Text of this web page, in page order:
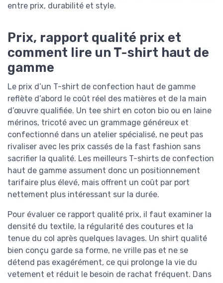
entre prix, durabilité et style.
Prix, rapport qualité prix et
comment lire un T-shirt haut de
gamme
Le prix d’un T-shirt de confection haut de gamme
reflète d’abord le coût réel des matières et de la main
d’œuvre qualifiée. Un tee shirt en coton bio ou en laine
mérinos, tricoté avec un grammage généreux et
confectionné dans un atelier spécialisé, ne peut pas
rivaliser avec les prix cassés de la fast fashion sans
sacrifier la qualité. Les meilleurs T-shirts de confection
haut de gamme assument donc un positionnement
tarifaire plus élevé, mais offrent un coût par port
nettement plus intéressant sur la durée.
Pour évaluer ce rapport qualité prix, il faut examiner la
densité du textile, la régularité des coutures et la
tenue du col après quelques lavages. Un shirt qualité
bien conçu garde sa forme, ne vrille pas et ne se
détend pas exagérément, ce qui prolonge la vie du
vetement et réduit le besoin de rachat fréquent. Dans